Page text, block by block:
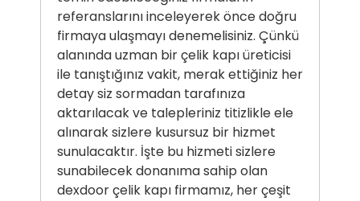
referanslarını inceleyerek önce doğru
firmaya ulaşmayı denemelisiniz. Çünkü
alanında uzman bir çelik kapı üreticisi
ile tanıştığınız vakit, merak ettiğiniz her
detay siz sormadan tarafınıza
aktarılacak ve talepleriniz titizlikle ele
alınarak sizlere kusursuz bir hizmet
sunulacaktır. İşte bu hizmeti sizlere
sunabilecek donanıma sahip olan
dexdoor çelik kapı firmamız, her çeşit